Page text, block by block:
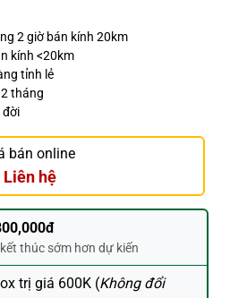
2 giờ bán kính 20km
kính <20km
tỉnh lẻ
tháng
đời
bán online
Liên hệ
thúc sớm hơn dự kiến
trị giá 600K (Không đổi